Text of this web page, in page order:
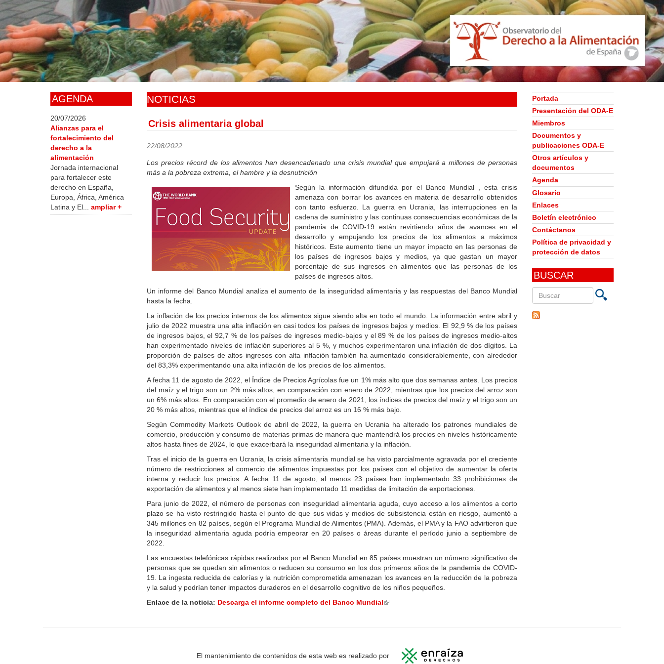
Skip
to
main
content
AGENDA
20/07/2026
Alianzas para el
fortalecimiento del
derecho a la
alimentación
Jornada internacional
para fortalecer este
derecho en España,
Europa, África, América
Latina y El... ampliar +
NOTICIAS
Crisis alimentaria global
22/08/2022
Los precios récord de los alimentos han desencadenado una crisis mundial que empujará a millones de personas
más a la pobreza extrema, el hambre y la desnutrición
Según la información difundida por el Banco Mundial , esta crisis
amenaza con borrar los avances en materia de desarrollo obtenidos
con tanto esfuerzo. La guerra en Ucrania, las interrupciones en la
cadena de suministro y las continuas consecuencias económicas de la
pandemia de COVID-19 están revirtiendo años de avances en el
desarrollo y empujando los precios de los alimentos a máximos
históricos. Este aumento tiene un mayor impacto en las personas de
los países de ingresos bajos y medios, ya que gastan un mayor
porcentaje de sus ingresos en alimentos que las personas de los
países de ingresos altos.
Un informe del Banco Mundial analiza el aumento de la inseguridad alimentaria y las respuestas del Banco Mundial
hasta la fecha.
La inflación de los precios internos de los alimentos sigue siendo alta en todo el mundo. La información entre abril y
julio de 2022 muestra una alta inflación en casi todos los países de ingresos bajos y medios. El 92,9 % de los países
de ingresos bajos, el 92,7 % de los países de ingresos medio-bajos y el 89 % de los países de ingresos medio-altos
han experimentado niveles de inflación superiores al 5 %, y muchos experimentaron una inflación de dos dígitos. La
proporción de países de altos ingresos con alta inflación también ha aumentado considerablemente, con alrededor
del 83,3% experimentando una alta inflación de los precios de los alimentos.
A fecha 11 de agosto de 2022, el Índice de Precios Agrícolas fue un 1% más alto que dos semanas antes. Los precios
del maíz y el trigo son un 2% más altos, en comparación con enero de 2022, mientras que los precios del arroz son
un 6% más altos. En comparación con el promedio de enero de 2021, los índices de precios del maíz y el trigo son un
20 % más altos, mientras que el índice de precios del arroz es un 16 % más bajo.
Según Commodity Markets Outlook de abril de 2022, la guerra en Ucrania ha alterado los patrones mundiales de
comercio, producción y consumo de materias primas de manera que mantendrá los precios en niveles históricamente
altos hasta fines de 2024, lo que exacerbará la inseguridad alimentaria y la inflación.
Tras el inicio de la guerra en Ucrania, la crisis alimentaria mundial se ha visto parcialmente agravada por el creciente
número de restricciones al comercio de alimentos impuestas por los países con el objetivo de aumentar la oferta
interna y reducir los precios. A fecha 11 de agosto, al menos 23 países han implementado 33 prohibiciones de
exportación de alimentos y al menos siete han implementado 11 medidas de limitación de exportaciones.
Para junio de 2022, el número de personas con inseguridad alimentaria aguda, cuyo acceso a los alimentos a corto
plazo se ha visto restringido hasta el punto de que sus vidas y medios de subsistencia están en riesgo, aumentó a
345 millones en 82 países, según el Programa Mundial de Alimentos (PMA). Además, el PMA y la FAO advirtieron que
la inseguridad alimentaria aguda podría empeorar en 20 países o áreas durante el período junio a septiembre de
2022.
Las encuestas telefónicas rápidas realizadas por el Banco Mundial en 85 países muestran un número significativo de
personas que se quedan sin alimentos o reducen su consumo en los dos primeros años de la pandemia de COVID-
19. La ingesta reducida de calorías y la nutrición comprometida amenazan los avances en la reducción de la pobreza
y la salud y podrían tener impactos duraderos en el desarrollo cognitivo de los niños pequeños.
Enlace de la noticia: Descarga el informe completo del Banco Mundial(link
Portada
Presentación del ODA-E
Miembros
Documentos y
publicaciones ODA-E
Otros artículos y
documentos
Agenda
Glosario
Enlaces
Boletín electrónico
Contáctanos
Política de privacidad y
protección de datos
BUSCAR
en
El mantenimiento de contenidos de esta web es realizado por